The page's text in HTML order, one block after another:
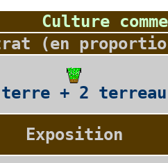
Culture
(en
+ 2 terreau
Exposition